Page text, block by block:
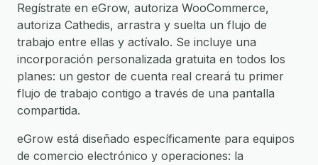
Regístrate en eGrow, autoriza WooCommerce,
autoriza Cathedis, arrastra y suelta un flujo de
trabajo entre ellas y actívalo. Se incluye una
incorporación personalizada gratuita en todos los
planes: un gestor de cuenta real creará tu primer
flujo de trabajo contigo a través de una pantalla
compartida.
eGrow está diseñado específicamente para equipos
de comercio electrónico y operaciones: la